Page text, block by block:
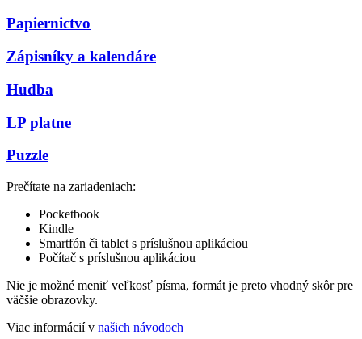
Papiernictvo
Zápisníky a kalendáre
Hudba
LP platne
Puzzle
Prečítate na zariadeniach:
Pocketbook
Kindle
Smartfón či tablet s príslušnou aplikáciou
Počítač s príslušnou aplikáciou
Nie je možné meniť veľkosť písma, formát je preto vhodný skôr pre
väčšie obrazovky.
Viac informácií v našich návodoch